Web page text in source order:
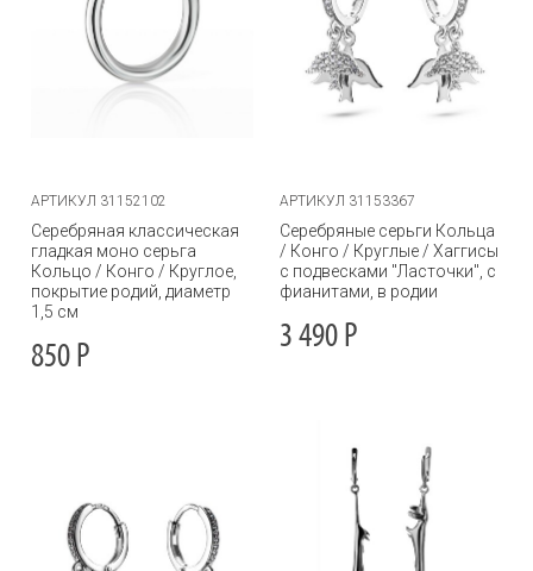
АРТИКУЛ 31152102
Серебряная классическая
гладкая моно серьга
Кольцо / Конго / Круглое,
покрытие родий, диаметр
1,5 см
850 Р
АРТИКУЛ 31153367
Серебряные серьги Кольца
/ Конго / Круглые / Хаггисы
с подвесками "Ласточки", с
фианитами, в родии
3 490 Р